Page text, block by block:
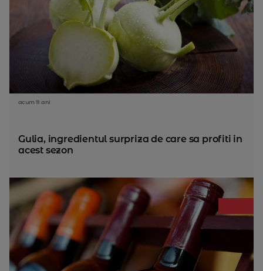
acum 11 ani
Gulia, ingredientul surpriza de care sa profiti in
acest sezon